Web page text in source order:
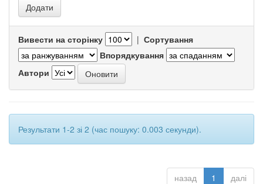
Вивести на сторінку | Сортування
Впорядкування
Автори
Результати 1-2 зі 2 (час пошуку: 0.003 секунди).
назад 1 далі